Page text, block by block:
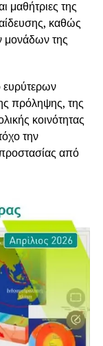
μαθήτριες της
καθώς
μονάδων της
ευρύτερων
πρόληψης, της
κοινότητας
την
από